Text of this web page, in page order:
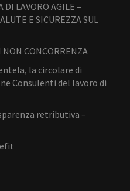
DI LAVORO AGILE –
E SICUREZZA SUL
NON CONCORRENZA
la circolare di
Consulenti del lavoro di
retributiva –